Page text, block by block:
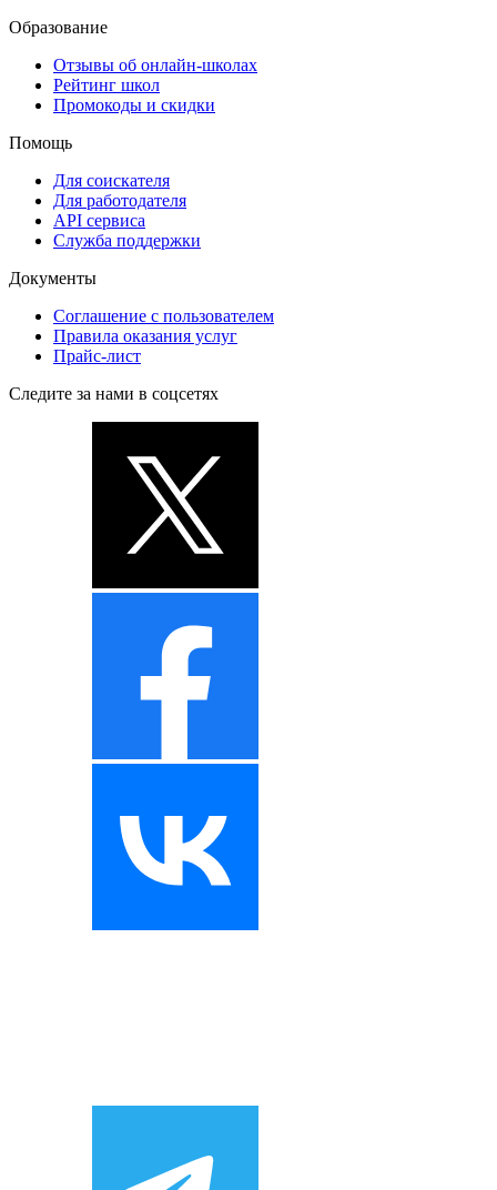
Образование
Отзывы об онлайн-школах
Рейтинг школ
Промокоды и скидки
Помощь
Для соискателя
Для работодателя
API сервиса
Служба поддержки
Документы
Соглашение с пользователем
Правила оказания услуг
Прайс-лист
Следите за нами в соцсетях